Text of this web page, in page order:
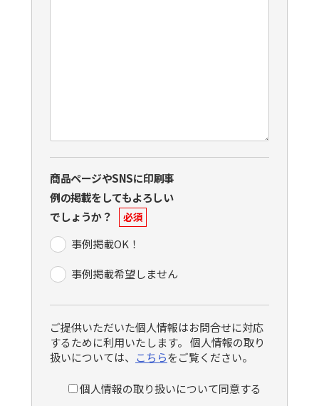
商品ページやSNSに印刷事
例の掲載をしてもよろしい
でしょうか？
必須
事例掲載OK！
事例掲載希望しません
ご提供いただいた個人情報はお問合せに対応
するために利用いたします。 個人情報の取り
扱いについては、 こちらをご覧ください。
個人情報の取り扱いについて同意する